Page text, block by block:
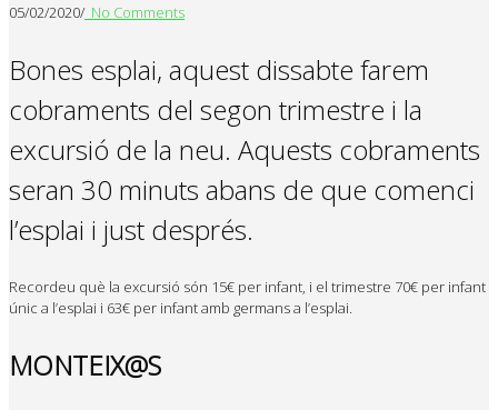
05/02/2020/ No Comments
Bones esplai, aquest dissabte farem
cobraments del segon trimestre i la
excursió de la neu. Aquests cobraments
seran 30 minuts abans de que comenci
l’esplai i just després.
Recordeu què la excursió són 15€ per infant, i el trimestre 70€ per infant
únic a l’esplai i 63€ per infant amb germans a l’esplai.
MONTEIX@S